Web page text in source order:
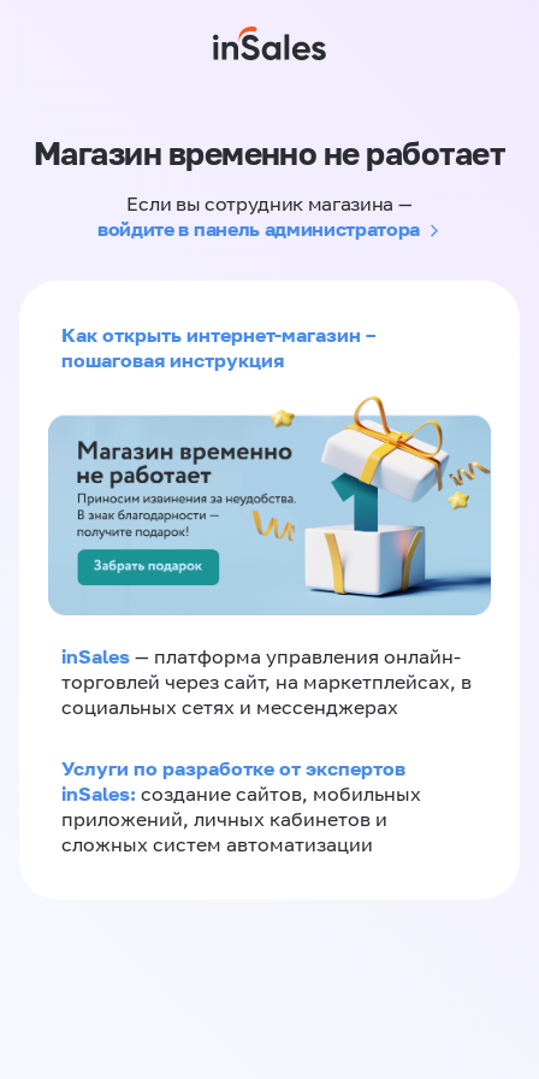
Магазин временно не работает
Если вы сотрудник магазина —
войдите в панель администратора
Как открыть интернет-магазин –
пошаговая инструкция
inSales — платформа управления онлайн-
торговлей через сайт, на маркетплейсах, в
социальных сетях и мессенджерах
Услуги по разработке от экспертов
inSales: создание сайтов, мобильных
приложений, личных кабинетов и
сложных систем автоматизации